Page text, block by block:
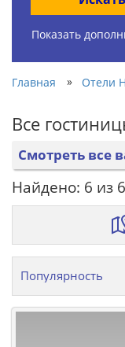
Показать
Главная » Отели
Все
Смотреть все
Найдено: 6 из